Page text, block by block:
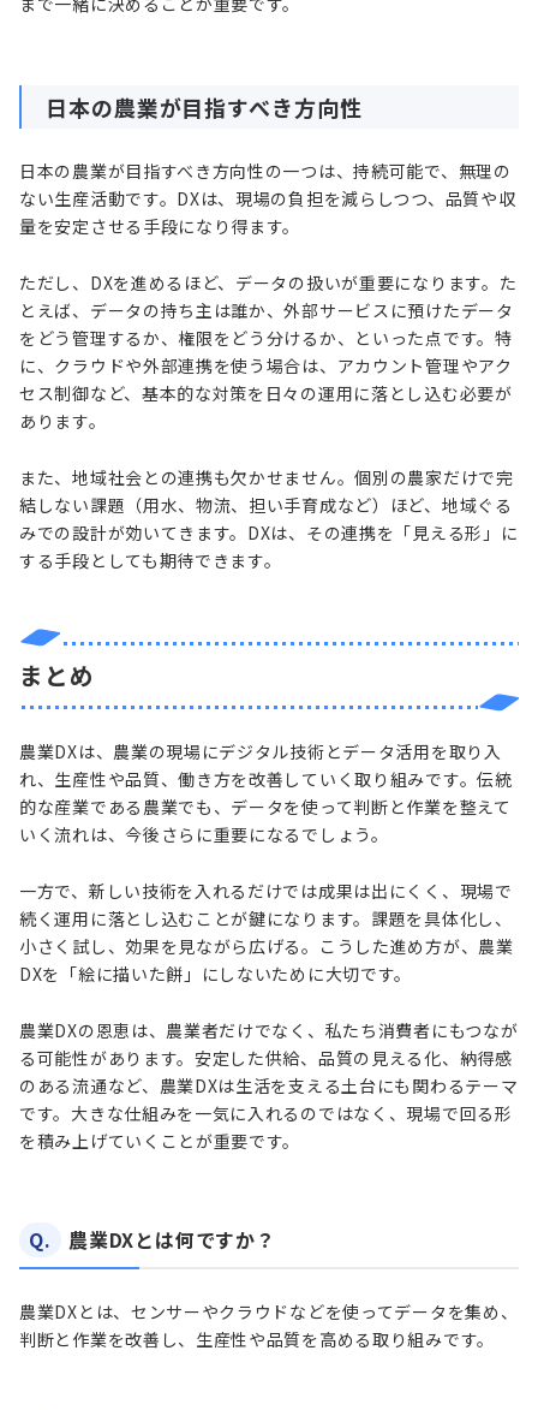
日本の農業が目指すべき方向性
日本の農業が目指すべき方向性の一つは、持続可能で、無理の
ない生産活動です。DXは、現場の負担を減らしつつ、品質や収
量を安定させる手段になり得ます。
ただし、DXを進めるほど、データの扱いが重要になります。た
とえば、データの持ち主は誰か、外部サービスに預けたデータ
をどう管理するか、権限をどう分けるか、といった点です。特
に、クラウドや外部連携を使う場合は、アカウント管理やアク
セス制御など、基本的な対策を日々の運用に落とし込む必要が
あります。
また、地域社会との連携も欠かせません。個別の農家だけで完
結しない課題（用水、物流、担い手育成など）ほど、地域ぐる
みでの設計が効いてきます。DXは、その連携を「見える形」に
する手段としても期待できます。
まとめ
農業DXは、農業の現場にデジタル技術とデータ活用を取り入
れ、生産性や品質、働き方を改善していく取り組みです。伝統
的な産業である農業でも、データを使って判断と作業を整えて
いく流れは、今後さらに重要になるでしょう。
一方で、新しい技術を入れるだけでは成果は出にくく、現場で
続く運用に落とし込むことが鍵になります。課題を具体化し、
小さく試し、効果を見ながら広げる。こうした進め方が、農業
DXを「絵に描いた餅」にしないために大切です。
農業DXの恩恵は、農業者だけでなく、私たち消費者にもつなが
る可能性があります。安定した供給、品質の見える化、納得感
のある流通など、農業DXは生活を支える土台にも関わるテーマ
です。大きな仕組みを一気に入れるのではなく、現場で回る形
を積み上げていくことが重要です。
Q. 農業DXとは何ですか？
農業DXとは、センサーやクラウドなどを使ってデータを集め、
判断と作業を改善し、生産性や品質を高める取り組みです。